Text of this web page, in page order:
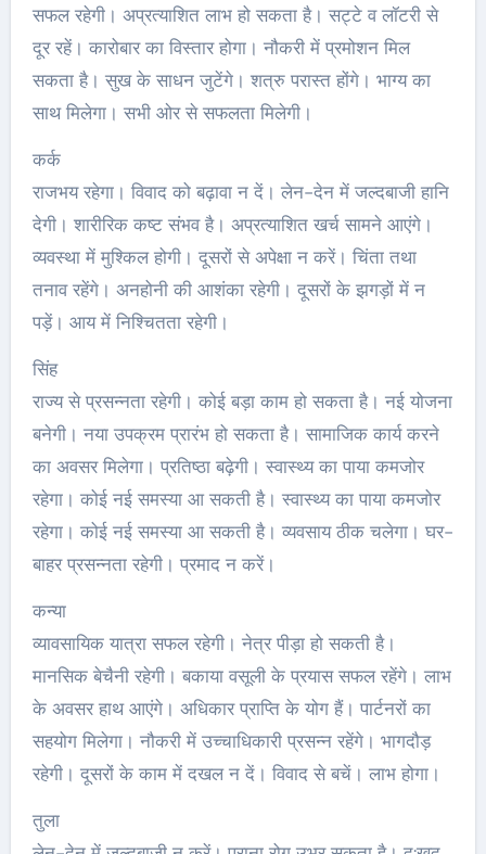
सफल रहेगी। अप्रत्याशित लाभ हो सकता है। सट्टे व लॉटरी से
दूर रहें। कारोबार का विस्तार होगा। नौकरी में प्रमोशन मिल
सकता है। सुख के साधन जुटेंगे। शत्रु परास्त होंगे। भाग्य का
साथ मिलेगा। सभी ओर से सफलता मिलेगी।
कर्क
राजभय रहेगा। विवाद को बढ़ावा न दें। लेन-देन में जल्दबाजी हानि
देगी। शारीरिक कष्ट संभव है। अप्रत्याशित खर्च सामने आएंगे।
व्यवस्था में मुश्किल होगी। दूसरों से अपेक्षा न करें। चिंता तथा
तनाव रहेंगे। अनहोनी की आशंका रहेगी। दूसरों के झगड़ों में न
पड़ें। आय में निश्चितता रहेगी।
सिंह
राज्य से प्रसन्नता रहेगी। कोई बड़ा काम हो सकता है। नई योजना
बनेगी। नया उपक्रम प्रारंभ हो सकता है। सामाजिक कार्य करने
का अवसर मिलेगा। प्रतिष्ठा बढ़ेगी। स्वास्थ्‍य का पाया कमजोर
रहेगा। कोई नई समस्या आ सकती है। स्वास्थ्य का पाया कमजोर
रहेगा। कोई नई समस्या आ सकती है। व्यवसाय ठीक चलेगा। घर-
बाहर प्रसन्नता रहेगी। प्रमाद न करें।
कन्या
व्यावसायिक यात्रा सफल रहेगी। नेत्र पीड़ा हो सकती है।
मानसिक बेचैनी रहेगी। बकाया वसूली के प्रयास सफल रहेंगे। लाभ
के अवसर हाथ आएंगे। अधिकार प्राप्ति के योग हैं। पार्टनरों का
सहयोग मिलेगा। नौकरी में उच्चाधिकारी प्रसन्न रहेंगे। भागदौड़
रहेगी। दूसरों के काम में दखल न दें। विवाद से बचें। लाभ होगा।
तुला